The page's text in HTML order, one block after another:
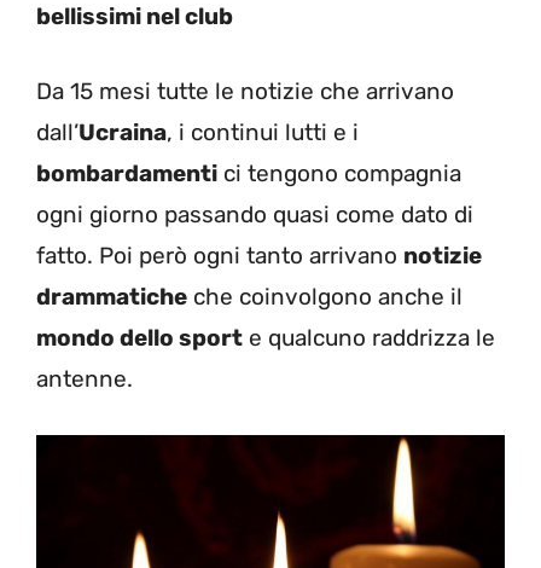
bellissimi nel club
Da 15 mesi tutte le notizie che arrivano
dall’Ucraina, i continui lutti e i
bombardamenti ci tengono compagnia
ogni giorno passando quasi come dato di
fatto. Poi però ogni tanto arrivano notizie
drammatiche che coinvolgono anche il
mondo dello sport e qualcuno raddrizza le
antenne.